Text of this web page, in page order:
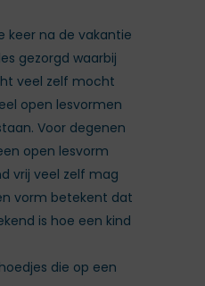
keer na de vakantie
gezorgd waarbij
veel zelf mocht
open lesvormen
Voor degenen
open lesvorm
vrij veel zelf mag
vorm betekent dat
is hoe een kind
die op een